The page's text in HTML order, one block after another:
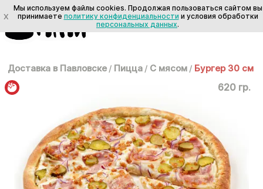
Доставка в Павловске / Пицца / С мясом / Бургер 30 см
620 гр.
X
Мы используем файлы cookies. Продолжая пользоваться сайтом вы
принимаете политику конфиденциальности и условия обработки
персональных данных.